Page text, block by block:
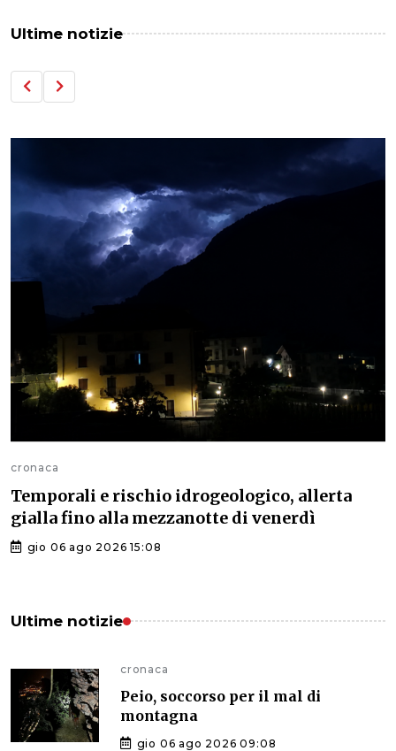
Ultime notizie
cronaca
Temporali e rischio idrogeologico, allerta
gialla fino alla mezzanotte di venerdì
gio 06 ago 2026 15:08
Ultime notizie
cronaca
Peio, soccorso per il mal di
montagna
gio 06 ago 2026 09:08